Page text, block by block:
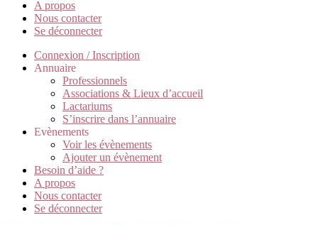
A propos
Nous contacter
Se déconnecter
Connexion / Inscription
Annuaire
Professionnels
Associations & Lieux d’accueil
Lactariums
S’inscrire dans l’annuaire
Evènements
Voir les évènements
Ajouter un évènement
Besoin d’aide ?
A propos
Nous contacter
Se déconnecter